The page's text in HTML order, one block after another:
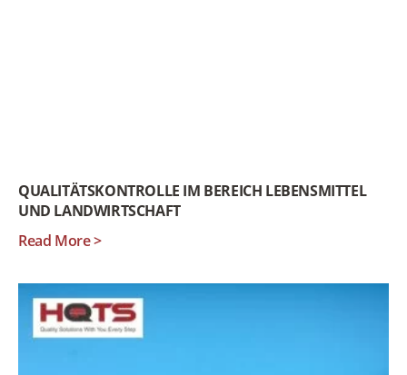
QUALITÄTSKONTROLLE IM BEREICH LEBENSMITTEL
UND LANDWIRTSCHAFT
Read More >